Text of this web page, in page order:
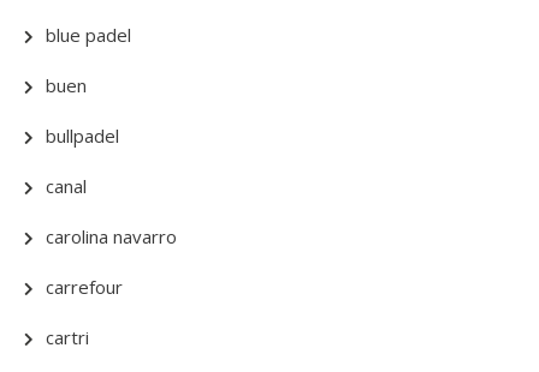
blue padel
buen
bullpadel
canal
carolina navarro
carrefour
cartri